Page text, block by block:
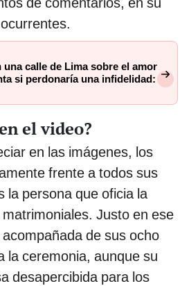
calle de Lima sobre el amor
si perdonaría una infidelidad:
el video?
en las imágenes, los
frente a todos sus
la persona que oficia la
Justo en ese
de sus ocho
la ceremonia, aunque su
desapercibida para los